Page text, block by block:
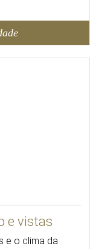
e vistas
e o clima da